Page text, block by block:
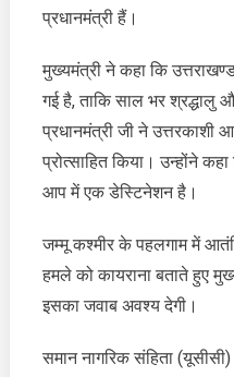
प्रधानमंत्री हैं।
मुख्यमंत्री ने कहा कि
गई है, ताकि साल भर श्रद्धालु
प्रधानमंत्री जी ने उत्तरकाशी
प्रोत्साहित किया। उन्होंने
आप में एक डेस्टिनेशन है।
जम्मू कश्मीर के पहलगाम में
हमले को कायराना बताते हुए
इसका जवाब अवश्य देगी।
समान नागरिक संहिता